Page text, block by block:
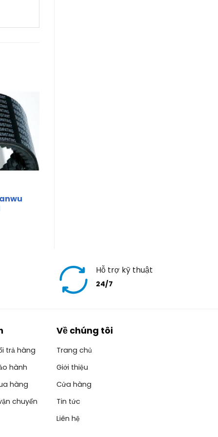
Hỗ trợ kỹ thuật
24/7
trả hàng
hành
hàng
chuyển
Về chúng tôi
Trang chủ
Giới thiệu
Cửa hàng
Tin tức
Liên hệ